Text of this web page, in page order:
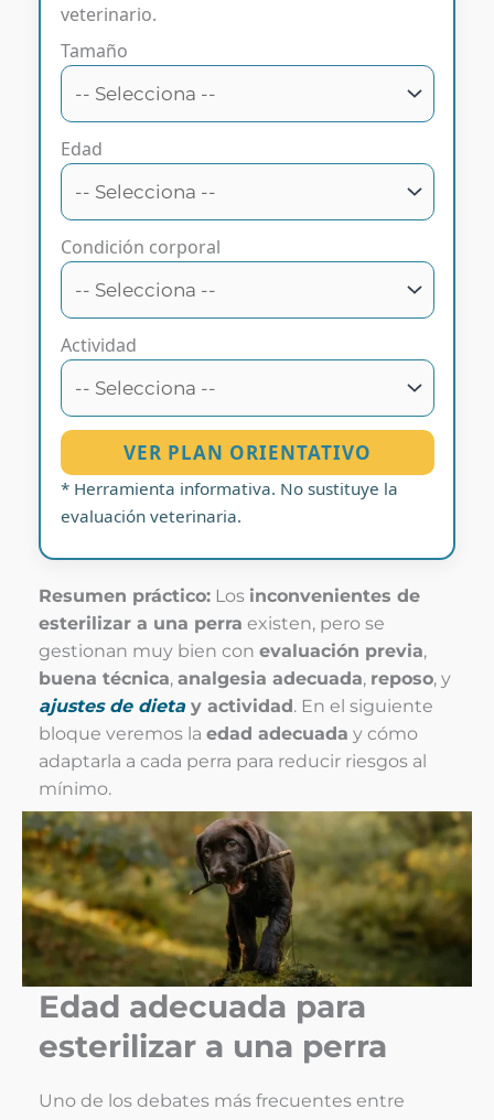
veterinario.
Tamaño
Edad
Condición corporal
Actividad
VER PLAN ORIENTATIVO
* Herramienta informativa. No sustituye la
evaluación veterinaria.
Resumen práctico: Los inconvenientes de
esterilizar a una perra existen, pero se
gestionan muy bien con evaluación previa,
buena técnica, analgesia adecuada, reposo, y
ajustes de dietay actividad. En el siguiente
bloque veremos la edad adecuada y cómo
adaptarla a cada perra para reducir riesgos al
mínimo.
Edad adecuada para
esterilizar a una perra
Uno de los debates más frecuentes entre